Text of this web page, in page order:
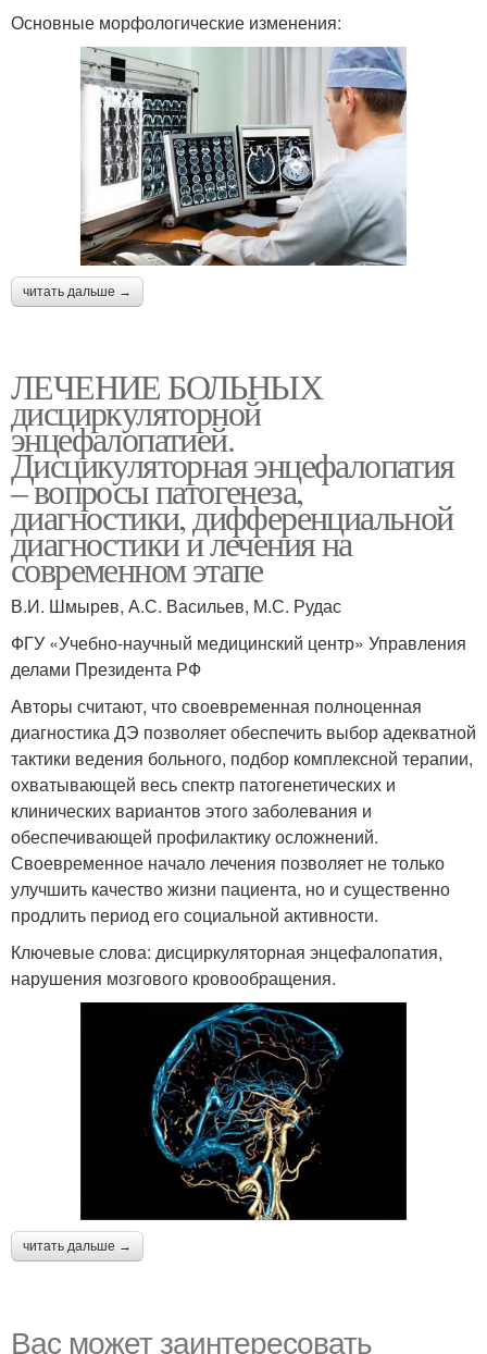
Основные морфологические изменения:
читать дальше →
ЛЕЧЕНИЕ БОЛЬНЫХ
дисциркуляторной
энцефалопатией.
Дисцикуляторная энцефалопатия
– вопросы патогенеза,
диагностики, дифференциальной
диагностики и лечения на
современном этапе
В.И. Шмырев, А.С. Васильев, М.С. Рудас
ФГУ «Учебно-научный медицинский центр» Управления
делами Президента РФ
Авторы считают, что своевременная полноценная
диагностика ДЭ позволяет обеспечить выбор адекватной
тактики ведения больного, подбор комплексной терапии,
охватывающей весь спектр патогенетических и
клинических вариантов этого заболевания и
обеспечивающей профилактику осложнений.
Своевременное начало лечения позволяет не только
улучшить качество жизни пациента, но и существенно
продлить период его социальной активности.
Ключевые слова: дисциркуляторная энцефалопатия,
нарушения мозгового кровообращения.
читать дальше →
Вас может заинтересовать